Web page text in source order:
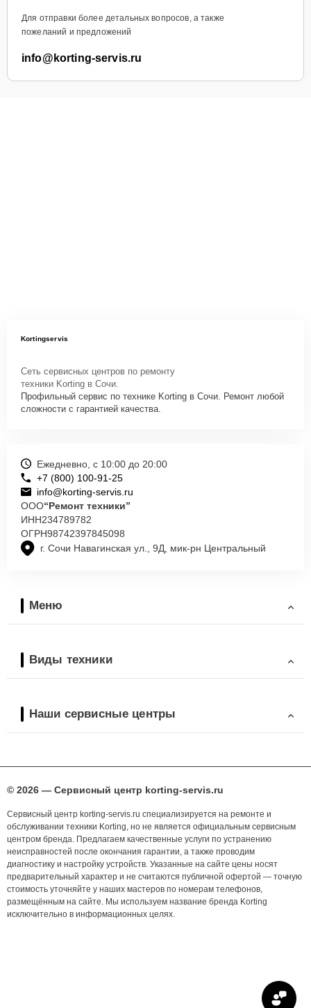
Для отправки более детальных вопросов, а также
пожеланий и предложений
info@korting-servis.ru
Kortingservis
Сеть сервисных центров по ремонту
техники Korting в Сочи.
Профильный сервис по технике Korting в Сочи. Ремонт любой
сложности с гарантией качества.
г. Сочи Навагинская ул., 9Д, мик-рн Центральный
Ежедневно, с 10:00 до 20:00
+7 (800) 100-91-25
info@korting-servis.ru
ООО“Ремонт техники”
ИНН234789782
ОГРН98742397845098
Меню
Виды техники
Наши сервисные центры
© 2026 — Сервисный центр korting-servis.ru
Сервисный центр korting-servis.ru специализируется на ремонте и
обслуживании техники Korting, но не является официальным сервисным
центром бренда. Предлагаем качественные услуги по устранению
неисправностей после окончания гарантии, а также проводим
диагностику и настройку устройств. Указанные на сайте цены носят
предварительный характер и не считаются публичной офертой — точную
стоимость уточняйте у наших мастеров по номерам телефонов,
размещённым на сайте. Мы используем название бренда Korting
исключительно в информационных целях.